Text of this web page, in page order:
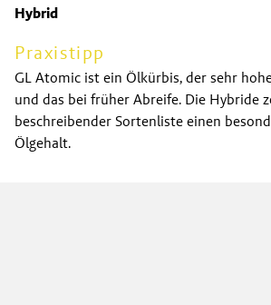
Hybrid
Praxistipp
GL Atomic ist ein Ölkürbis, der sehr
und das bei früher Abreife. Die Hybride
beschreibender Sortenliste einen
Ölgehalt.